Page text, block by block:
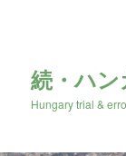
続・ハ
Hungary trial &